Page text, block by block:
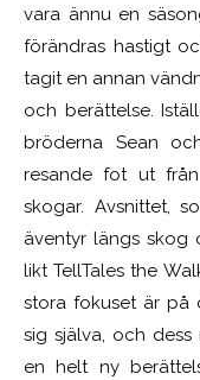
vara ännu en
förändras hastigt
tagit en annan
och berättelse.
bröderna Sean
resande fot ut
skogar. Avsnittet,
äventyr längs skog
likt TellTales the
stora fokuset är på
sig själva, och dess
en helt ny